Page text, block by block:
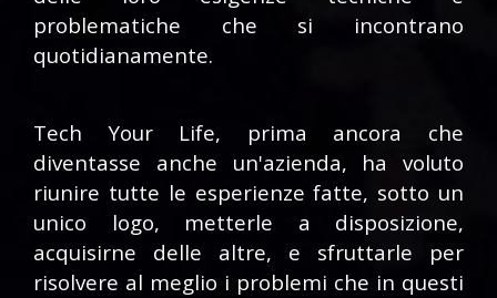
problematiche che si incontrano
quotidianamente.
Tech Your Life, prima ancora che
diventasse anche un'azienda, ha voluto
riunire tutte le esperienze fatte, sotto un
unico logo, metterle a disposizione,
acquisirne delle altre, e sfruttarle per
risolvere al meglio i problemi che in questi